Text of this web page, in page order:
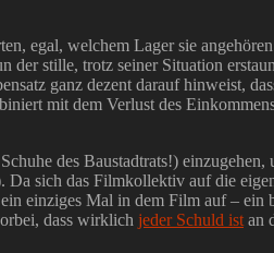
egal, welchem Lager sie
der stille, trotz seiner Situation
ganz dezent darauf hinweist,
mit dem Verlust des
des Baustadtrats!)
Da sich das Filmkollektiv auf die
einziges Mal in dem Film auf –
dass wirklich jeder Schuld ist an